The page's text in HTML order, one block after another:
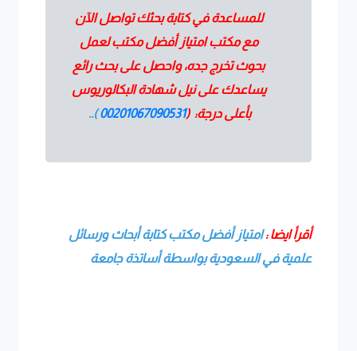
للمساعدة في كتابة بحثك تواصل الآن
مع مكتب امتياز أفضل مكتب لعمل
بحوث تخرج جده، واحصل على بحث رائع
يساعدك على نيل شهادة البكالوريوس
بأعلى درجة: (00201067090531
)..
أقرأ ايضا :امتياز أفضل مكتب كتابة أبحاث ورسائل
علمية في السعودية بواسطة أساتذة جامعة